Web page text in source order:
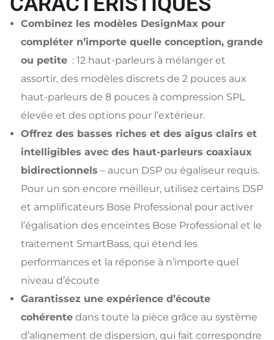
Combinez les modèles DesignMax pour
compléter n’importe quelle conception, grande
ou petite : 12 haut-parleurs à mélanger et
assortir, des modèles discrets de 2 pouces aux
haut-parleurs de 8 pouces à compression SPL
élevée et des options pour l’extérieur.
Offrez des basses riches et des aigus clairs et
intelligibles avec des haut-parleurs coaxiaux
bidirectionnels – aucun DSP ou égaliseur requis.
Pour un son encore meilleur, utilisez certains DSP
et amplificateurs Bose Professional pour activer
l’égalisation des enceintes Bose Professional et le
traitement SmartBass, qui étend les
performances et la réponse à n’importe quel
niveau d’écoute
Garantissez une expérience d’écoute
cohérente dans toute la pièce grâce au système
d’alignement de dispersion, qui fait correspondre